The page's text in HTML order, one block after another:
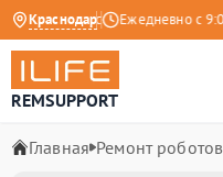
Краснодар
на Яндекс Ежедневно с 9:00
REMSUPPORT
Главная Ремонт